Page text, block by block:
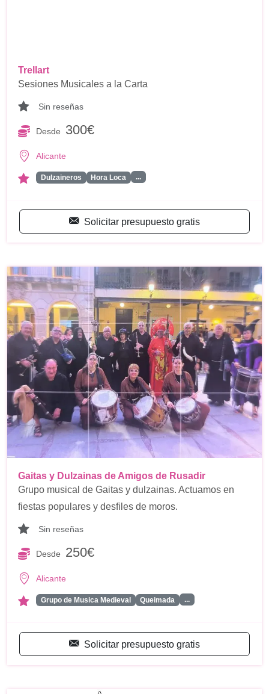
Trellart
Sesiones Musicales a la Carta
Sin reseñas
Desde 300€
Alicante
Dulzaineros Hora Loca ...
Solicitar presupuesto gratis
Gaitas y Dulzainas de Amigos de Rusadir
Grupo musical de Gaitas y dulzainas. Actuamos en
fiestas populares y desfiles de moros.
Sin reseñas
Desde 250€
Alicante
Grupo de Musica Medieval Queimada ...
Solicitar presupuesto gratis